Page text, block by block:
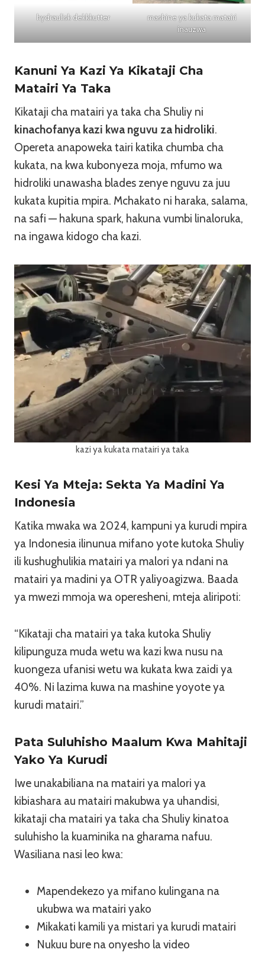
hydraulisk dekkkutter
mashine ya kukata matairi
inauzwa
Kanuni Ya Kazi Ya Kikataji Cha
Matairi Ya Taka
Kikataji cha matairi ya taka cha Shuliy ni
kinachofanya kazi kwa nguvu za hidroliki.
Opereta anapoweka tairi katika chumba cha
kukata, na kwa kubonyeza moja, mfumo wa
hidroliki unawasha blades zenye nguvu za juu
kukata kupitia mpira. Mchakato ni haraka, salama,
na safi — hakuna spark, hakuna vumbi linaloruka,
na ingawa kidogo cha kazi.
kazi ya kukata matairi ya taka
Kesi Ya Mteja: Sekta Ya Madini Ya
Indonesia
Katika mwaka wa 2024, kampuni ya kurudi mpira
ya Indonesia ilinunua mifano yote kutoka Shuliy
ili kushughulikia matairi ya malori ya ndani na
matairi ya madini ya OTR yaliyoagizwa. Baada
ya mwezi mmoja wa operesheni, mteja aliripoti:
“Kikataji cha matairi ya taka kutoka Shuliy
kilipunguza muda wetu wa kazi kwa nusu na
kuongeza ufanisi wetu wa kukata kwa zaidi ya
40%. Ni lazima kuwa na mashine yoyote ya
kurudi matairi.”
Pata Suluhisho Maalum Kwa Mahitaji
Yako Ya Kurudi
Iwe unakabiliana na matairi ya malori ya
kibiashara au matairi makubwa ya uhandisi,
kikataji cha matairi ya taka cha Shuliy kinatoa
suluhisho la kuaminika na gharama nafuu.
Wasiliana nasi leo kwa:
Mapendekezo ya mifano kulingana na
ukubwa wa matairi yako
Mikakati kamili ya mistari ya kurudi matairi
Nukuu bure na onyesho la video